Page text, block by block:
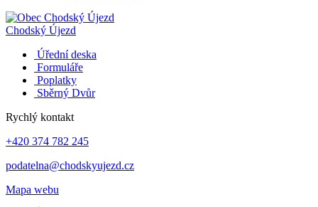
Chodský Újezd
Úřední deska
Formuláře
Poplatky
Sběrný Dvůr
Rychlý kontakt
+420 374 782 245
podatelna@chodskyujezd.cz
Mapa webu